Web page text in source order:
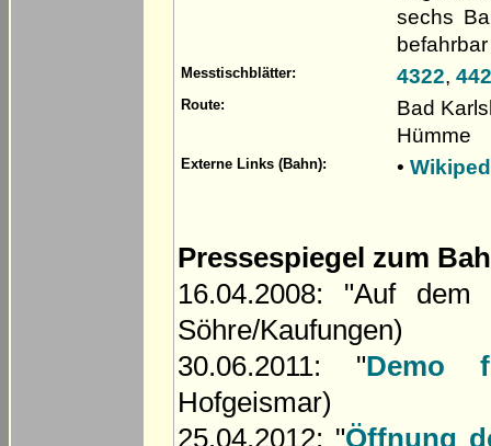
sechs
Messtischblätter: 4322,
Route:
Bad
Hümme
Externe Links (Bahn): •
Pressespiegel zum
16.04.2008: "Auf
Söhre/Kaufungen)
30.06.2011: "Demo
Hofgeismar)
25.04.2012: "Öffnung